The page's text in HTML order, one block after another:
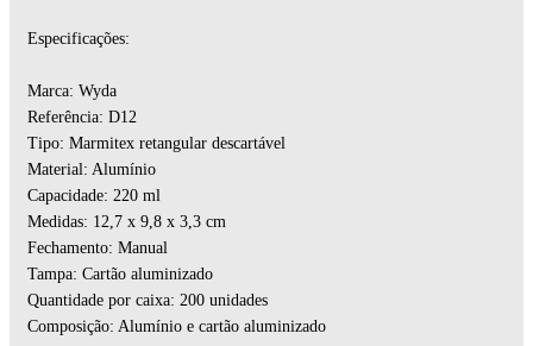
Especificações:
Marca: Wyda
Referência: D12
Tipo: Marmitex retangular descartável
Material: Alumínio
Capacidade: 220 ml
Medidas: 12,7 x 9,8 x 3,3 cm
Fechamento: Manual
Tampa: Cartão aluminizado
Quantidade por caixa: 200 unidades
Composição: Alumínio e cartão aluminizado